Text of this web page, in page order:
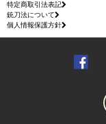
特定商取引法表記
銃刀法について
個人情報保護方針